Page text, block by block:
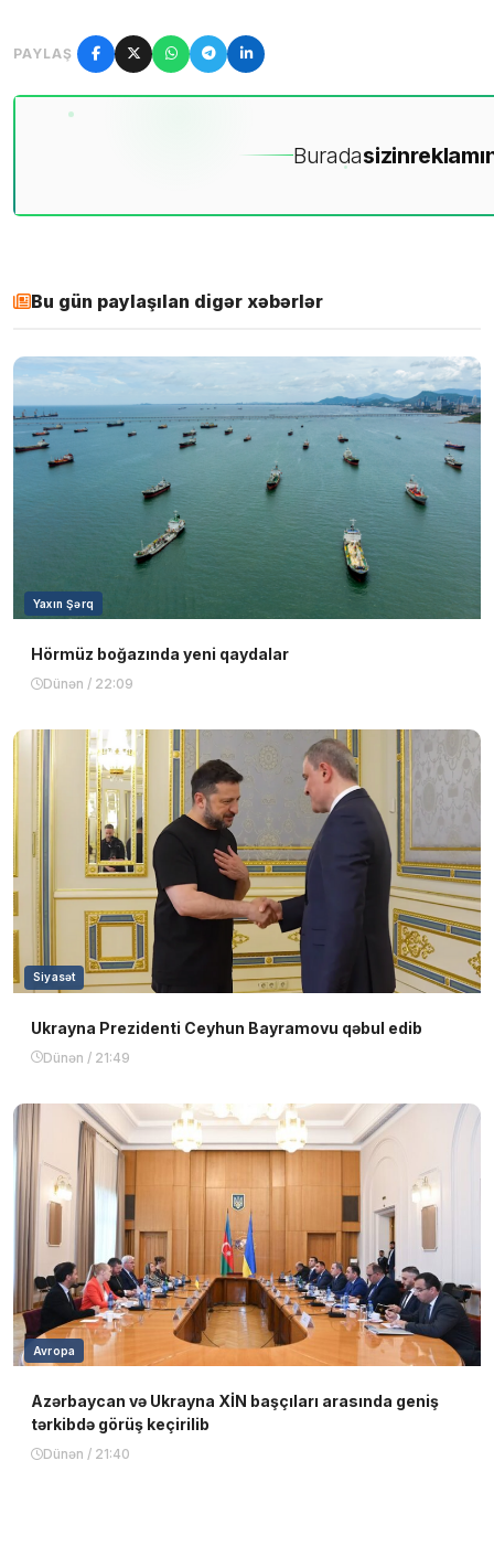
PAYLAŞ
Buradasizin
Bu gün paylaşılan digər xəbərlər
Yaxın Şərq
Hörmüz boğazında yeni qaydalar
Dünən / 22:09
Siyasət
Ukrayna Prezidenti Ceyhun Bayramovu qəbul edib
Dünən / 21:49
Avropa
Azərbaycan və Ukrayna XİN başçıları arasında geniş
tərkibdə görüş keçirilib
Dünən / 21:40